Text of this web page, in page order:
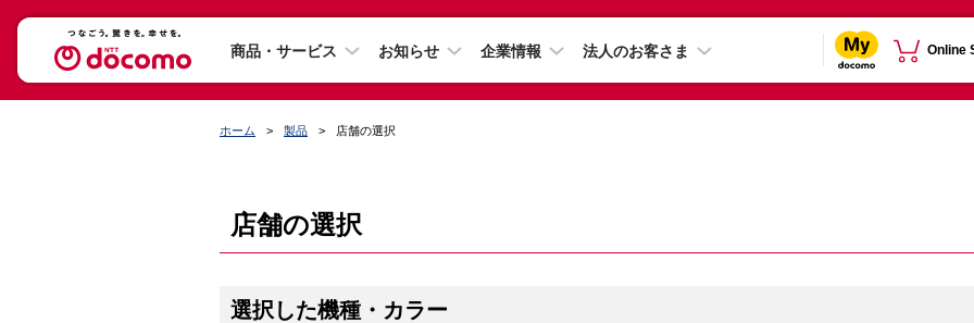
商品・サービス お知らせ 企業情報 法人のお客さま Online
ホーム 製品 店舗の選択
店舗の選択
選択した機種・カラー